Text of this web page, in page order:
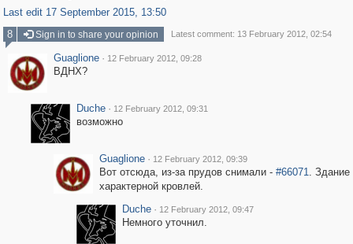
Last edit 17 September 2015, 13:50
8
Sign in to share your opinion Latest comment: 13 February 2012, 02:54
Guaglione · 12 February 2012, 09:28
ВДНХ?
Duche · 12 February 2012, 09:31
возможно
Guaglione · 12 February 2012, 09:39
Вот отсюда, из-за прудов снимали - #66071. Здание
характерной кровлей.
Duche · 12 February 2012, 09:47
Немного уточнил.